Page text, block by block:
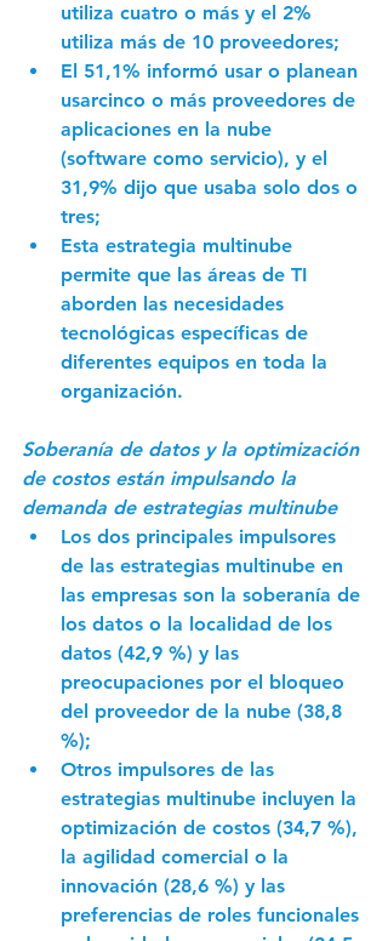
utiliza cuatro o más y el 2%
utiliza más de 10 proveedores;
El 51,1% informó usar o planean
usarcinco o más proveedores de
aplicaciones en la nube
(software como servicio), y el
31,9% dijo que usaba solo dos o
tres;
Esta estrategia multinube
permite que las áreas de TI
aborden las necesidades
tecnológicas específicas de
diferentes equipos en toda la
organización.
Soberanía de datos y la optimización
de costos están impulsando la
demanda de estrategias multinube
Los dos principales impulsores
de las estrategias multinube en
las empresas son la soberanía de
los datos o la localidad de los
datos (42,9 %) y las
preocupaciones por el bloqueo
del proveedor de la nube (38,8
%);
Otros impulsores de las
estrategias multinube incluyen la
optimización de costos (34,7 %),
la agilidad comercial o la
innovación (28,6 %) y las
preferencias de roles funcionales